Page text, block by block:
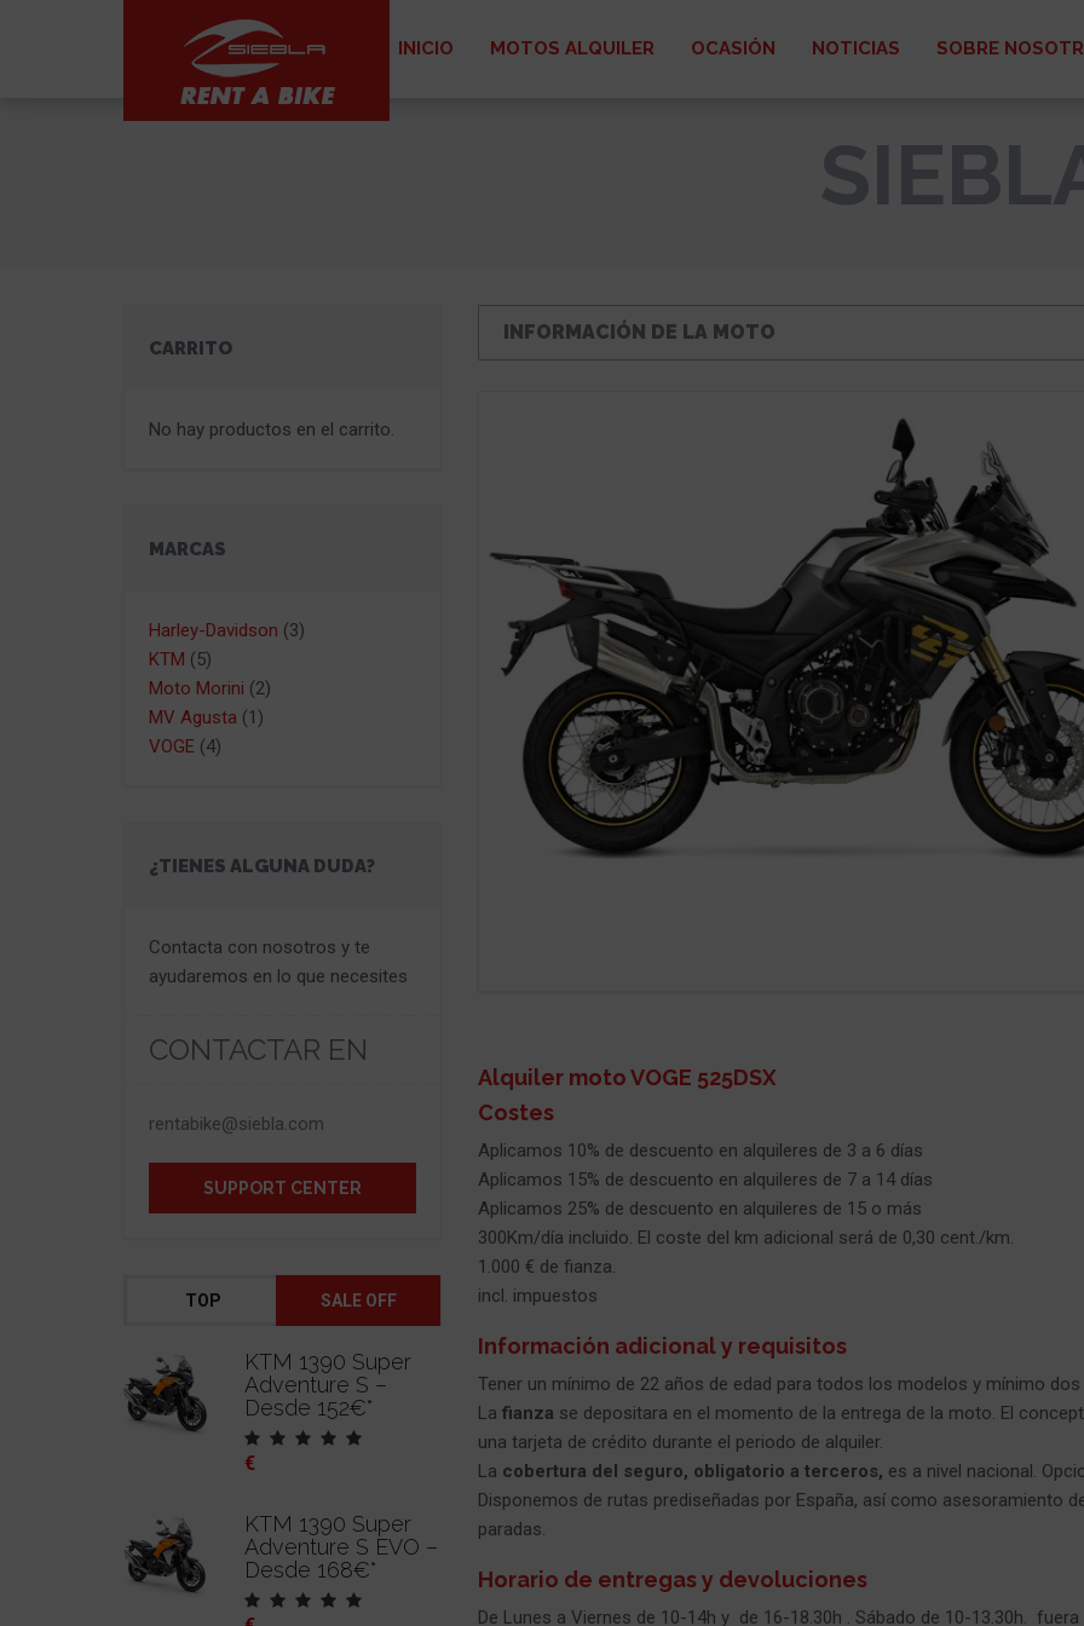
INICIO MOTOS ALQUILER OCASIÓN NOTICIAS SOBRE
CARRITO
No hay productos en el carrito.
MARCAS
Harley-Davidson (3)
KTM (5)
Moto Morini (2)
MV Agusta (1)
VOGE (4)
¿TIENES ALGUNA DUDA?
Contacta con nosotros y te
ayudaremos en lo que necesites
CONTACTAR EN
rentabike@siebla.com
SUPPORT CENTER
TOP SALE OFF
KTM 1390 Super
Adventure S –
Desde 152€*
€
KTM 1390 Super
Adventure S EVO –
Desde 168€*
INFORMACIÓN DE LA MOTO
Alquiler moto VOGE 525DSX
Costes
Aplicamos 10% de descuento en alquileres de 3 a 6 días
Aplicamos 15% de descuento en alquileres de 7 a 14 días
Aplicamos 25% de descuento en alquileres de 15 o más
300Km/día incluido. El coste del km adicional será de 0,30 cent./km.
1.000 € de fianza.
incl. impuestos
Información adicional y requisitos
Tener un mínimo de 22 años de edad para todos los modelos y mínimo
La fianza se depositara en el momento de la entrega de la moto. El
una tarjeta de crédito durante el periodo de alquiler.
La cobertura del seguro, obligatorio a terceros, es a nivel nacional.
Disponemos de rutas prediseñadas por España, así como asesoramiento
paradas.
Horario de entregas y devoluciones
De Lunes a Viernes de 10-14h y de 16-18.30h . Sábado de 10-13.30h.